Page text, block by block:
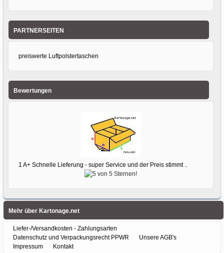
PARTNERSEITEN
preiswerte Luftpolstertaschen
Bewertungen
1 A+ Schnelle Lieferung - super Service und der Preis stimmt ..
Mehr über Kartonage.net
Liefer-/Versandkosten - Zahlungsarten
Datenschutz und Verpackungsrecht PPWR
Unsere AGB's
Impressum
Kontakt